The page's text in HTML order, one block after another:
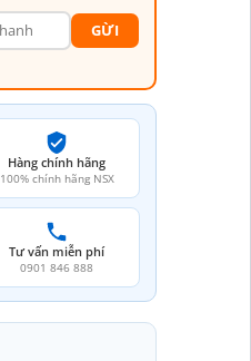
GỪI
Hàng chính hãng
100% chính hãng NSX
Tư vấn miễn phí
0901 846 888